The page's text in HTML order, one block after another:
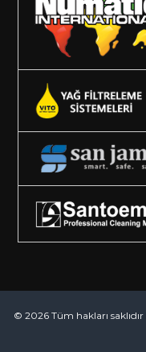
© 2026 Tüm hakları saklıdır